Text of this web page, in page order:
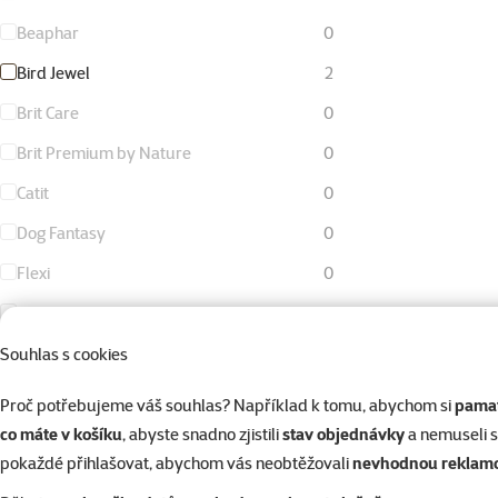
Souhlas s cookies
Proč potřebujeme váš souhlas? Například k tomu, abychom si
co máte v košíku, abyste snadno zjistilistav objednávkya nemuseli
pokaždé přihlašovat, abychom vás neobtěžovalinevhodnou
Beaphar
0
Bird Jewel
2
Brit Care
0
Brit Premium by Nature
0
Catit
0
Dog Fantasy
0
Flexi
0
KAY
0
Living World
Magic Litter
0
Magic Pearls
0